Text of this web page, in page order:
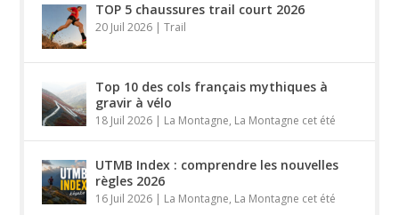
TOP 5 chaussures trail court 2026
20 Juil 2026 |Trail
Top 10 des cols français mythiques à
gravir à vélo
18 Juil 2026 | La Montagne, La Montagne cet été
UTMB Index : comprendre les nouvelles
règles 2026
16 Juil 2026 | La Montagne, La Montagne cet été